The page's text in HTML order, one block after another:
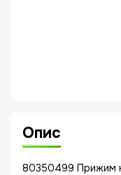
Опис
80350499 Прижим